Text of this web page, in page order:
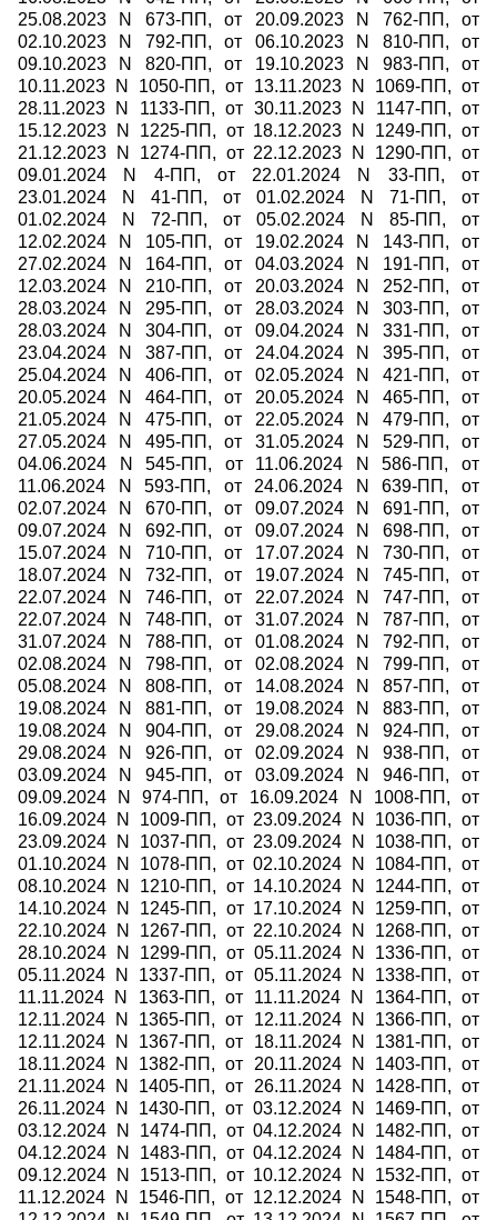
25.08.2023 N 673-ПП, от 20.09.2023 N 762-ПП, от
02.10.2023 N 792-ПП, от 06.10.2023 N 810-ПП, от
09.10.2023 N 820-ПП, от 19.10.2023 N 983-ПП, от
10.11.2023 N 1050-ПП, от 13.11.2023 N 1069-ПП, от
28.11.2023 N 1133-ПП, от 30.11.2023 N 1147-ПП, от
15.12.2023 N 1225-ПП, от 18.12.2023 N 1249-ПП, от
21.12.2023 N 1274-ПП, от 22.12.2023 N 1290-ПП, от
09.01.2024 N 4-ПП, от 22.01.2024 N 33-ПП, от
23.01.2024 N 41-ПП, от 01.02.2024 N 71-ПП, от
01.02.2024 N 72-ПП, от 05.02.2024 N 85-ПП, от
12.02.2024 N 105-ПП, от 19.02.2024 N 143-ПП, от
27.02.2024 N 164-ПП, от 04.03.2024 N 191-ПП, от
12.03.2024 N 210-ПП, от 20.03.2024 N 252-ПП, от
28.03.2024 N 295-ПП, от 28.03.2024 N 303-ПП, от
28.03.2024 N 304-ПП, от 09.04.2024 N 331-ПП, от
23.04.2024 N 387-ПП, от 24.04.2024 N 395-ПП, от
25.04.2024 N 406-ПП, от 02.05.2024 N 421-ПП, от
20.05.2024 N 464-ПП, от 20.05.2024 N 465-ПП, от
21.05.2024 N 475-ПП, от 22.05.2024 N 479-ПП, от
27.05.2024 N 495-ПП, от 31.05.2024 N 529-ПП, от
04.06.2024 N 545-ПП, от 11.06.2024 N 586-ПП, от
11.06.2024 N 593-ПП, от 24.06.2024 N 639-ПП, от
02.07.2024 N 670-ПП, от 09.07.2024 N 691-ПП, от
09.07.2024 N 692-ПП, от 09.07.2024 N 698-ПП, от
15.07.2024 N 710-ПП, от 17.07.2024 N 730-ПП, от
18.07.2024 N 732-ПП, от 19.07.2024 N 745-ПП, от
22.07.2024 N 746-ПП, от 22.07.2024 N 747-ПП, от
22.07.2024 N 748-ПП, от 31.07.2024 N 787-ПП, от
31.07.2024 N 788-ПП, от 01.08.2024 N 792-ПП, от
02.08.2024 N 798-ПП, от 02.08.2024 N 799-ПП, от
05.08.2024 N 808-ПП, от 14.08.2024 N 857-ПП, от
19.08.2024 N 881-ПП, от 19.08.2024 N 883-ПП, от
19.08.2024 N 904-ПП, от 29.08.2024 N 924-ПП, от
29.08.2024 N 926-ПП, от 02.09.2024 N 938-ПП, от
03.09.2024 N 945-ПП, от 03.09.2024 N 946-ПП, от
09.09.2024 N 974-ПП, от 16.09.2024 N 1008-ПП, от
16.09.2024 N 1009-ПП, от 23.09.2024 N 1036-ПП, от
23.09.2024 N 1037-ПП, от 23.09.2024 N 1038-ПП, от
01.10.2024 N 1078-ПП, от 02.10.2024 N 1084-ПП, от
08.10.2024 N 1210-ПП, от 14.10.2024 N 1244-ПП, от
14.10.2024 N 1245-ПП, от 17.10.2024 N 1259-ПП, от
22.10.2024 N 1267-ПП, от 22.10.2024 N 1268-ПП, от
28.10.2024 N 1299-ПП, от 05.11.2024 N 1336-ПП, от
05.11.2024 N 1337-ПП, от 05.11.2024 N 1338-ПП, от
11.11.2024 N 1363-ПП, от 11.11.2024 N 1364-ПП, от
12.11.2024 N 1365-ПП, от 12.11.2024 N 1366-ПП, от
12.11.2024 N 1367-ПП, от 18.11.2024 N 1381-ПП, от
18.11.2024 N 1382-ПП, от 20.11.2024 N 1403-ПП, от
21.11.2024 N 1405-ПП, от 26.11.2024 N 1428-ПП, от
26.11.2024 N 1430-ПП, от 03.12.2024 N 1469-ПП, от
03.12.2024 N 1474-ПП, от 04.12.2024 N 1482-ПП, от
04.12.2024 N 1483-ПП, от 04.12.2024 N 1484-ПП, от
09.12.2024 N 1513-ПП, от 10.12.2024 N 1532-ПП, от
11.12.2024 N 1546-ПП, от 12.12.2024 N 1548-ПП, от